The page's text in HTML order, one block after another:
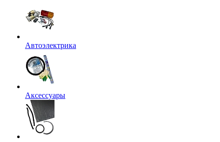
Автоэлектрика
Аксессуары